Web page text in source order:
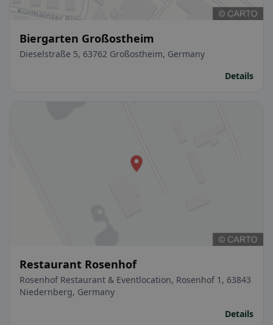
Biergarten Großostheim
Dieselstraße 5, 63762 Großostheim, Germany
Details
Restaurant Rosenhof
Rosenhof Restaurant & Eventlocation, Rosenhof 1, 63843
Niedernberg, Germany
Details